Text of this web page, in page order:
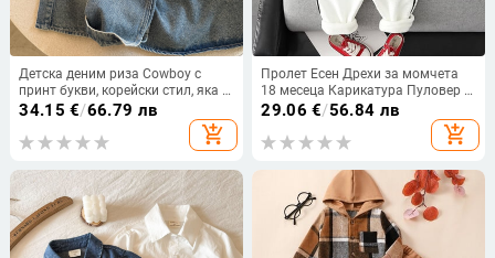
Детска деним риза Cowboy с
принт букви, корейски стил, яка с
лапел, дълги ръкави
34.15 €/66.79 лв
add_shopping_cart
Пролет Есен Дрехи за момчета
18 месеца Карикатура Пуловер с
О-образно деколте С дълъг ръкав
Суичъри Панталони Екипировки
за малки деца Комплекти дрехи
29.06 €/56.84 лв
add_shopping_cart